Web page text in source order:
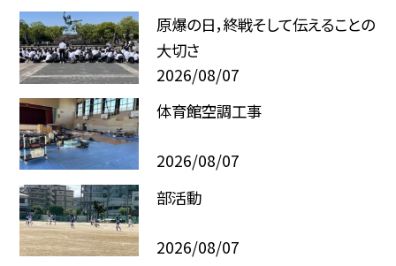
原爆の日，終戦そして伝えることの
大切さ
2026/08/07
体育館空調工事
2026/08/07
部活動
2026/08/07